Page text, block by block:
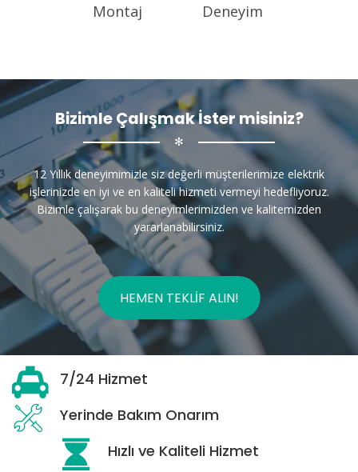
Montaj Deneyim
Bizimle Çalışmak İster misiniz?
✻
12 Yıllık deneyimimizle siz değerli müşterilerimize elektrik
işlerinizde en iyi ve en kaliteli hizmeti vermeyi hedefliyoruz.
Bizimle çalışarak bu deneyimlerimizden ve kalitemizden
yararlanabilirsiniz.
HEMEN TEKLIF ALIN!
7/24 Hizmet
Yerinde Bakım Onarım
Hızlı ve Kaliteli Hizmet